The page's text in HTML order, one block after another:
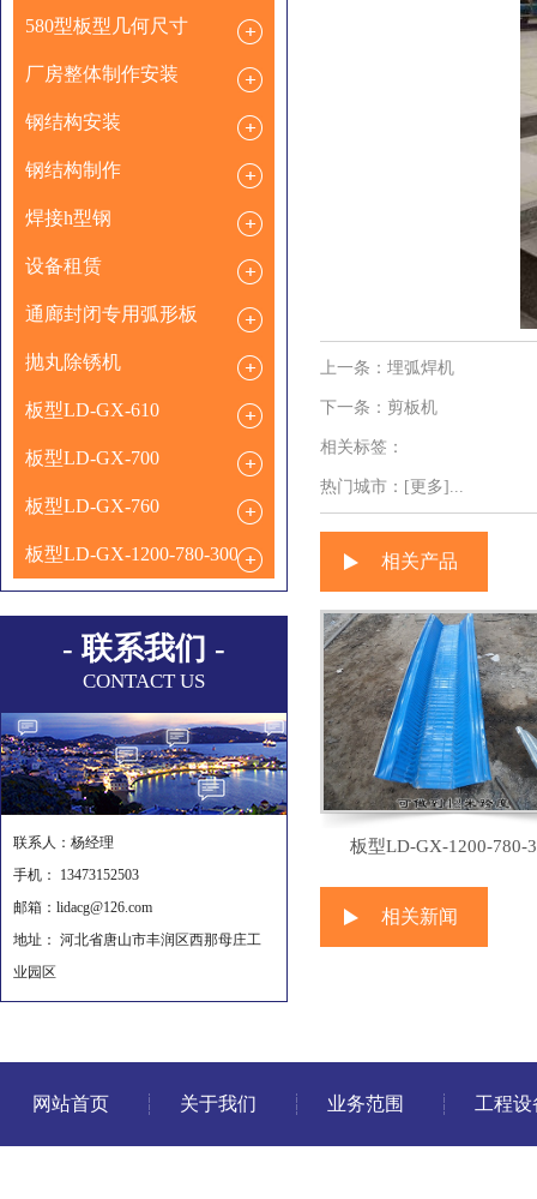
580型板型几何尺寸
厂房整体制作安装
钢结构安装
钢结构制作
焊接h型钢
设备租赁
通廊封闭专用弧形板
抛丸除锈机
板型LD-GX-610
板型LD-GX-700
板型LD-GX-760
板型LD-GX-1200-780-300
- 联系我们 -
CONTACT US
联系人：杨经理
手机： 13473152503
邮箱：lidacg@126.com
地址： 河北省唐山市丰润区西那母庄工
业园区
上一条： 埋弧焊机
下一条： 剪板机
相关标签：
热门城市： [更多]...
相关产品
板型LD-GX-1200-780-
相关新闻
网站首页 关于我们 业务范围 工程设